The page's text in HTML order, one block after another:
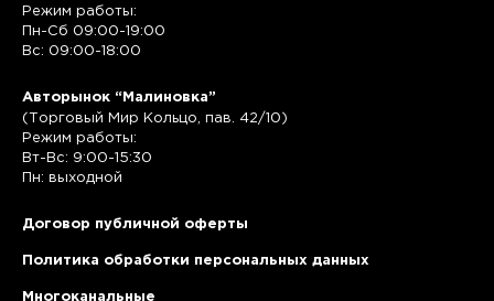
Режим работы:
Пн-Сб 09:00-19:00
Вс: 09:00-18:00
Авторынок “Малиновка”
(Торговый Мир Кольцо, пав. 42/10)
Режим работы:
Вт-Вс: 9:00-15:30
Пн: выходной
Договор публичной оферты
Политика обработки персональных данных
Многоканальные